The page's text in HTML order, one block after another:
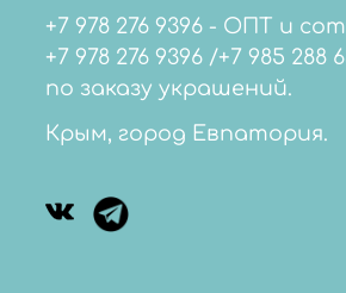
+7 978 276 9396 - ОПТ и
+7 978 276 9396 /+7 985 288 6338 - любые
по заказу украшений.
Крым, город Евпатория.